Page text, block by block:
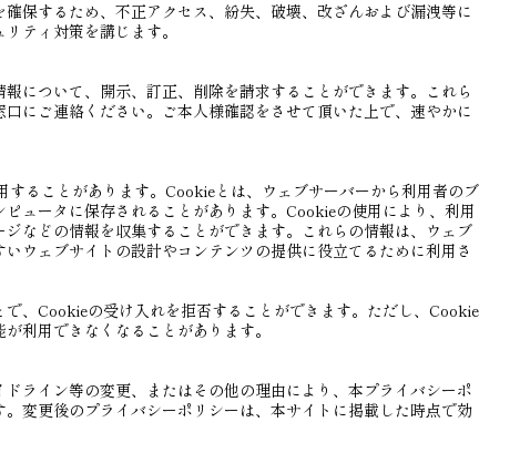
保するため、不正アクセス、紛失、破壊、改ざんおよび漏洩等に
ティ対策を講じます。
について、開示、訂正、削除を請求することができます。これら
にご連絡ください。ご本人様確認をさせて頂いた上で、速やかに
ることがあります。Cookieとは、ウェブサーバーから利用者のブ
ュータに保存されることがあります。Cookieの使用により、利用
などの情報を収集することができます。これらの情報は、ウェブ
ウェブサイトの設計やコンテンツの提供に役立てるために利用さ
、Cookieの受け入れを拒否することができます。ただし、Cookie
利用できなくなることがあります。
ライン等の変更、またはその他の理由により、本プライバシーポ
変更後のプライバシーポリシーは、本サイトに掲載した時点で効